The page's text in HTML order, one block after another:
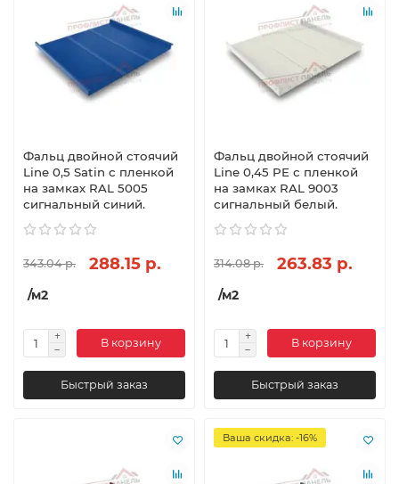
Фальц двойной стоячий
Line 0,5 Satin с пленкой
на замках RAL 5005
сигнальный синий.
343.04 р. 288.15 р.
/м2
В корзину
Быстрый заказ
Фальц двойной стоячий
Line 0,45 PE с пленкой
на замках RAL 9003
сигнальный белый.
314.08 р. 263.83 р.
/м2
В корзину
Быстрый заказ
Ваша скидка: -16%